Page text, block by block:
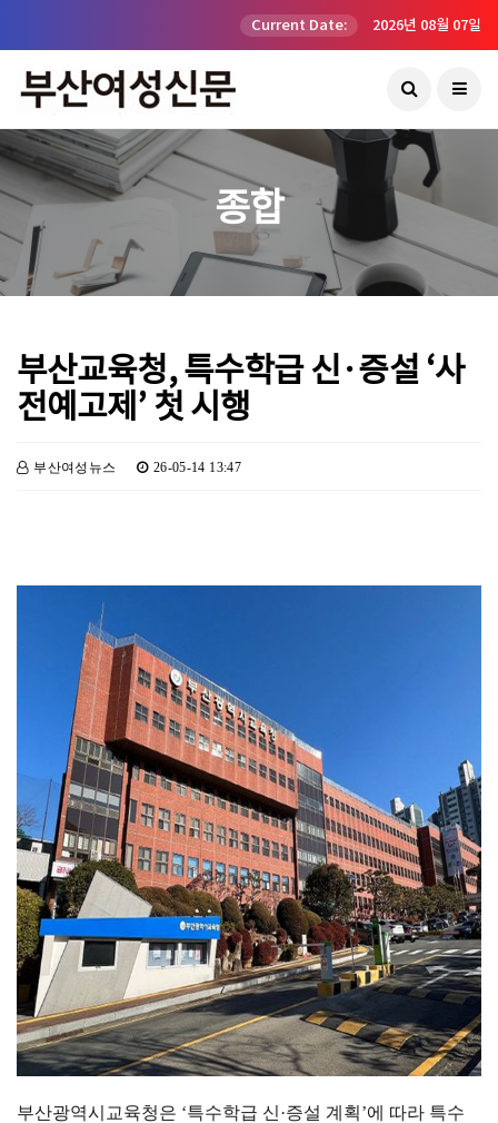
Current Date: 2026년 08월 07일
종합
부산교육청, 특수학급 신·증설 ‘사
전예고제’ 첫 시행
부산여성뉴스 26-05-14 13:47
부산광역시교육청은 ‘특수학급 신·증설 계획’에 따라 특수